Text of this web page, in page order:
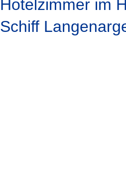
Hotelzimmer im
Schiff